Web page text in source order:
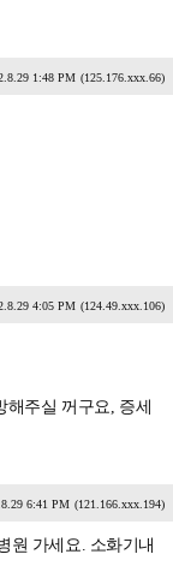
1:48 PM (125.176.xxx.66)
4:05 PM (124.49.xxx.106)
주실 꺼구요, 증세
6:41 PM (121.166.xxx.194)
원 가세요. 소화기내